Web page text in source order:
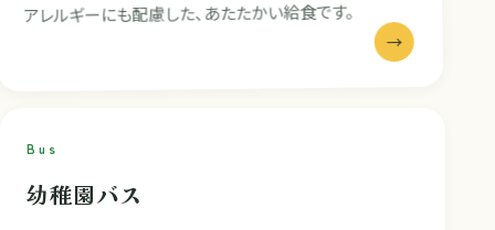
アレルギーにも配慮した、あたたかい給食です。
→
Bus
幼稚園バス